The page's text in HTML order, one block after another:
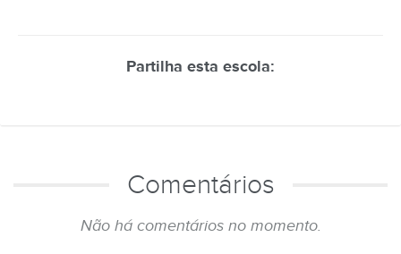
Partilha esta escola:
Comentários
Não há comentários no momento.